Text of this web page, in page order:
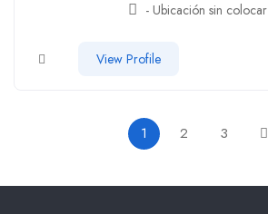
- Ubicación sin colocar
View Profile
1 2 3